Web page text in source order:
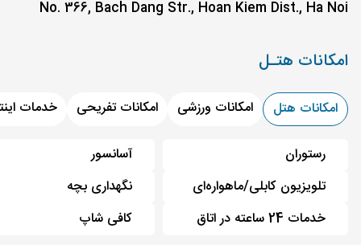
No. 366, Bach Dang Str., Hoan Kiem Dist., Ha Noi
امکانات هتـل
امکانات هتل امکانات ورزشی امکانات تفریحی خدمات
رستوران
تلویزیون کابلی/ماهواره‌ای
خدمات 24 ساعته در اتاق
آسانسور
نگهداری بچه
کافی شاپ